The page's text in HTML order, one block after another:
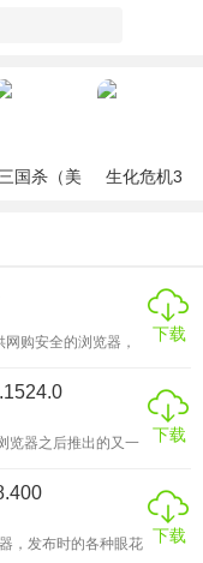
，添加启动栏勾上。
三国杀（美
生化危机3
购安全的浏览器，
用户提供一个可以
器电脑版与各大银
远高于平常使用的
从官方购买账号才可
下载
览器之后推出的又一
浏览速度、完备的
也继承了
新布局，并创新性
、天气预报及股票行
下载
，发布时的各种眼花 下载